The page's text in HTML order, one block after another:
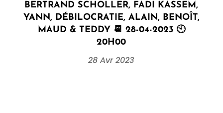
BERTRAND SCHOLLER, FADI KASSEM,
YANN, DÉBILOCRATIE, ALAIN, BENOÎT,
MAUD & TEDDY 📆 28-04-2023 🕙
20H00
28 Avr 2023